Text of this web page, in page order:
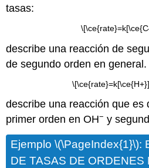
tasas:
describe una reacción de
de segundo orden en
describe una reacción que es
primer orden en OH− y
Ejemplo \(\PageIndex{1}\):
DE TASAS DE ORDENES